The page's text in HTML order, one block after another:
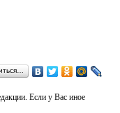
Если у Вас иное